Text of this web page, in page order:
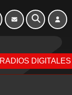
RADIOS DIGITALES